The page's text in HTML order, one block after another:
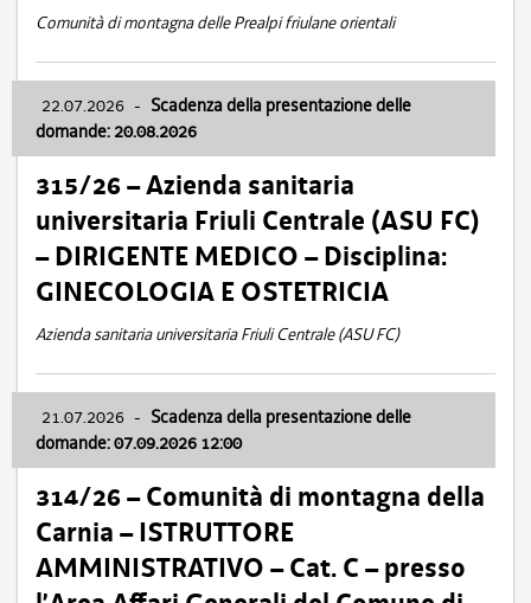
Comunità di montagna delle Prealpi friulane orientali
22.07.2026 - Scadenza della presentazione delle
domande: 20.08.2026
315/26 – Azienda sanitaria
universitaria Friuli Centrale (ASU FC)
– DIRIGENTE MEDICO – Disciplina:
GINECOLOGIA E OSTETRICIA
Azienda sanitaria universitaria Friuli Centrale (ASU FC)
21.07.2026 - Scadenza della presentazione delle
domande: 07.09.2026 12:00
314/26 – Comunità di montagna della
Carnia – ISTRUTTORE
AMMINISTRATIVO – Cat. C – presso